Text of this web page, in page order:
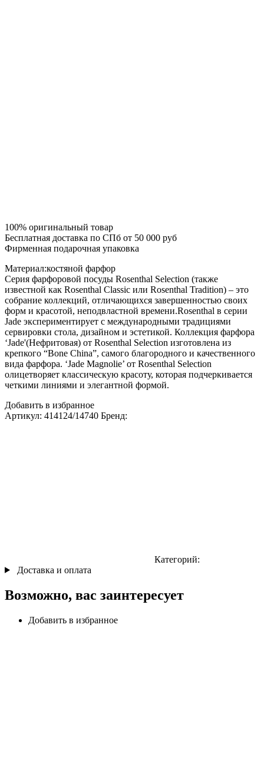
100% оригинальный товар
Бесплатная доставка по СПб от 50 000 руб
Фирменная подарочная упаковка
Материал:костяной фарфор
Серия фарфоровой посуды Rosenthal Selection (также
известной как Rosenthal Classic или Rosenthal Tradition) – это
собрание коллекций, отличающихся завершенностью своих
форм и красотой, неподвластной времени.Rosenthal в серии
Jade экспериментирует с международными традициями
сервировки стола, дизайном и эстетикой. Коллекция фарфора
‘Jade'(Нефритовая) от Rosenthal Selection изготовлена из
крепкого “Bone China”, самого благородного и качественного
вида фарфора. ‘Jade Magnolie’ от Rosenthal Selection
олицетворяет классическую красоту, которая подчеркивается
четкими линиями и элегантной формой.
Добавить в избранное
Артикул: 414124/14740 Бренд:
Категорий:
Доставка и оплата
Возможно, вас заинтересует
Добавить в избранное